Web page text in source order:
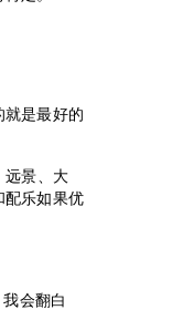
是最好的
远景、大
配乐如果优
会翻白